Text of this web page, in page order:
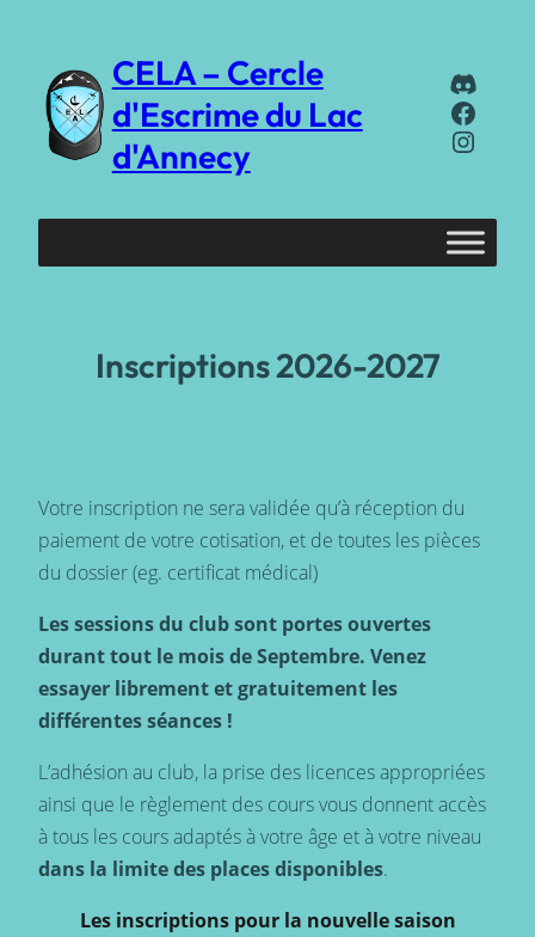
contenu
CELA – Cercle
d'Escrime du Lac
d'Annecy
Inscriptions 2026-2027
Votre inscription ne sera validée qu’à réception du
paiement de votre cotisation, et de toutes les pièces
du dossier (eg. certificat médical)
Les sessions du club sont portes ouvertes
durant tout le mois de Septembre. Venez
essayer librement et gratuitement les
différentes séances !
L’adhésion au club, la prise des licences appropriées
ainsi que le règlement des cours vous donnent accès
à tous les cours adaptés à votre âge et à votre niveau
dans la limite des places disponibles.
Les inscriptions pour la nouvelle saison